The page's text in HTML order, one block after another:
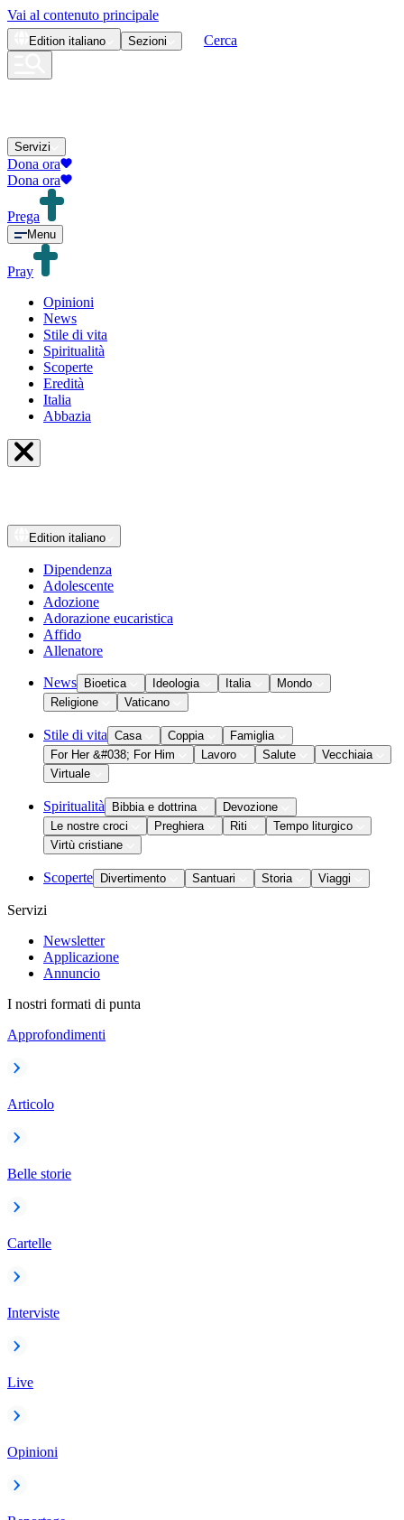
Vai al contenuto principale
Edition italiano Sezioni Cerca
Servizi
Dona ora
Dona ora
Prega
Menu
Pray
Opinioni
News
Stile di vita
Spiritualità
Scoperte
Eredità
Italia
Abbazia
Edition italiano
Dipendenza
Adolescente
Adozione
Adorazione eucaristica
Affido
Allenatore
News Bioetica Ideologia Italia
Mondo
Religione
Vaticano
Stile di vita Casa Coppia
Famiglia
For Her &#038; For Him
Lavoro Salute
Vecchiaia
Virtuale
Spiritualità Bibbia e dottrina
Devozione
Le nostre croci
Preghiera Riti
Tempo liturgico
Virtù cristiane
Scoperte Divertimento Santuari Storia Viaggi
Servizi
Newsletter
Applicazione
Annuncio
I nostri formati di punta
Approfondimenti
Articolo
Belle storie
Cartelle
Interviste
Live
Opinioni